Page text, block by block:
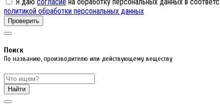
политикой обработки персональных данных
Проверить
Поиск
По названию, производителю или действующему веществу
Найти